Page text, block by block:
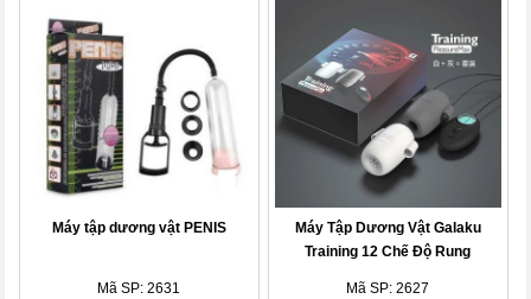
Máy tập dương vật PENIS
Mã SP: 2631
Máy Tập Dương Vật Galaku
Training 12 Chế Độ Rung
Mã SP: 2627